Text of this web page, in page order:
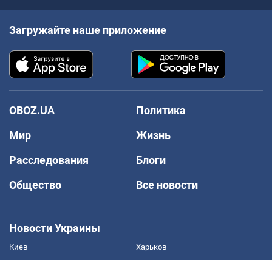
Загружайте наше приложение
OBOZ.UA
Политика
Мир
Жизнь
Расследования
Блоги
Общество
Все новости
Новости Украины
Киев Харьков